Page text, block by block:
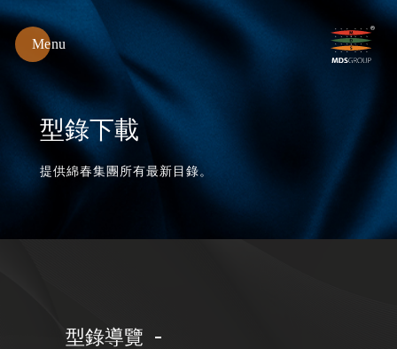
Menu
型錄下載
提供綿春集團所有最新目錄。
型錄導覽